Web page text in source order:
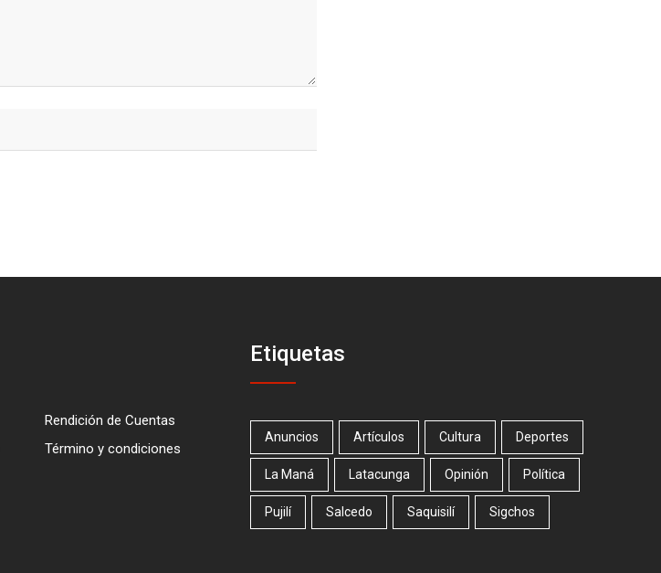
Rendición de Cuentas
Término y condiciones
Etiquetas
Anuncios Artículos Cultura Deportes
La Maná Latacunga Opinión Política
Pujilí Salcedo Saquisilí Sigchos